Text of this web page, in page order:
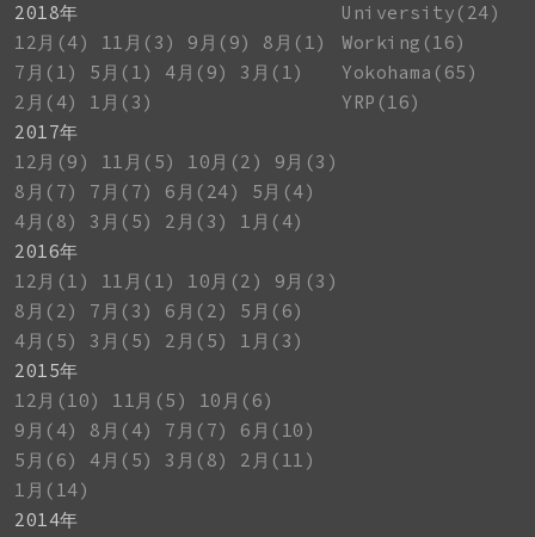
2018年
12月(4)
11月(3) 9月(9)
8月(1)
7月(1)
5月(1) 4月(9)
3月(1)
2月(4)
1月(3)
2017年
12月(9)
11月(5) 10月(2)
9月(3)
8月(7)
7月(7) 6月(24)
5月(4)
4月(8)
3月(5) 2月(3)
1月(4)
2016年
12月(1)
11月(1) 10月(2)
9月(3)
8月(2)
7月(3) 6月(2)
5月(6)
4月(5)
3月(5) 2月(5)
1月(3)
2015年
12月(10)
11月(5)
10月(6)
9月(4)
8月(4) 7月(7)
6月(10)
5月(6)
4月(5) 3月(8)
2月(11)
1月(14)
2014年
University(24)
Working(16)
Yokohama(65)
YRP(16)